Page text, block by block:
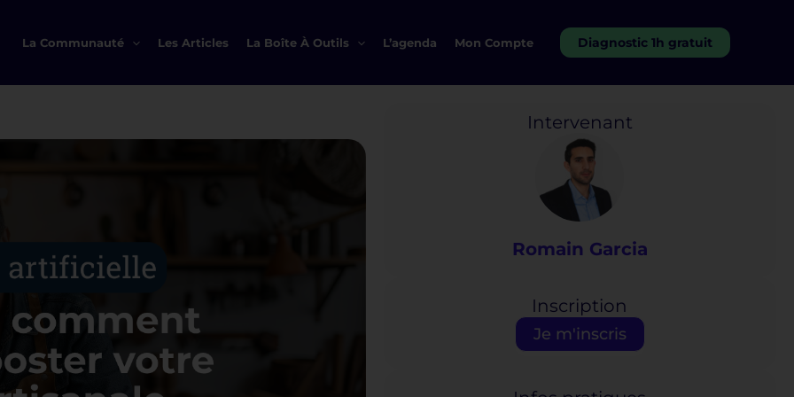
La Communauté Les Articles La Boîte À Outils L’agenda Mon Compte Diagnostic 1h gratuit
Intervenant
Romain Garcia
Inscription
Je m'inscris